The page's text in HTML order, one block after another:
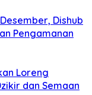
Dishub
Pengamanan
Loreng
dan Semaan